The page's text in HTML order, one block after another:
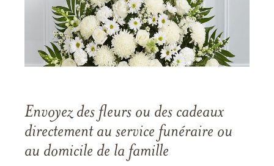
Envoyez des fleurs ou des cadeaux
directement au service funéraire ou
au domicile de la famille